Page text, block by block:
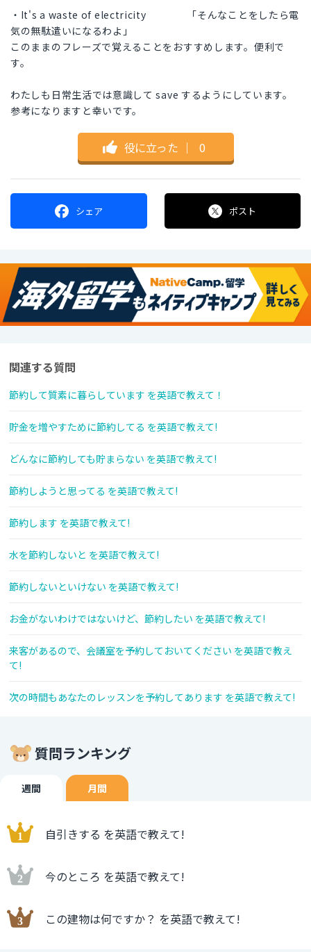
・It's a waste of electricity 「そんなことをしたら電
気の無駄遣いになるわよ」
このままのフレーズで覚えることをおすすめします。便利で
す。
わたしも日常生活では意識して save するようにしています。
参考になりますと幸いです。
役に立った ｜ 0
シェア ポスト
関連する質問
節約して質素に暮らしています を英語で教えて！
貯金を増やすために節約してる を英語で教えて!
どんなに節約しても貯まらない を英語で教えて!
節約しようと思ってる を英語で教えて!
節約します を英語で教えて!
水を節約しないと を英語で教えて!
節約しないといけない を英語で教えて!
お金がないわけではないけど、節約したい を英語で教えて!
来客があるので、会議室を予約しておいてください を英語で教え
て!
次の時間もあなたのレッスンを予約してあります を英語で教えて!
質問ランキング
週間 月間
自引きする を英語で教えて!
今のところ を英語で教えて!
この建物は何ですか？ を英語で教えて!